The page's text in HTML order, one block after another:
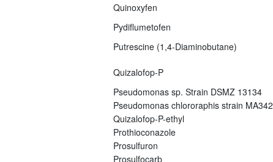
Quinoxyfen
Pydiflumetofen
Putrescine (1,4-Diaminobutane)
Quizalofop-P
Pseudomonas sp. Strain DSMZ 13134
Pseudomonas chlororaphis strain MA342
Quizalofop-P-ethyl
Prothioconazole
Prosulfuron
Prosulfocarb